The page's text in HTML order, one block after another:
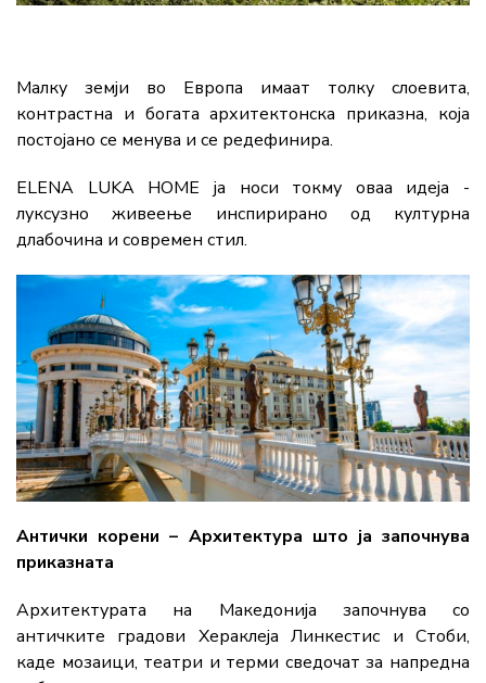
Малку земји во Европа имаат толку слоевита,
контрастна и богата архитектонска приказна, која
постојано се менува и се редефинира.
ELENA LUKA HOME ја носи токму оваа идеја -
луксузно живеење инспирирано од културна
длабочина и современ стил.
Антички корени – Архитектура што ја започнува
приказната
Архитектурата на Македонија започнува со
античките градови Хераклеја Линкестис и Стоби,
каде мозаици, театри и терми сведочат за напредна